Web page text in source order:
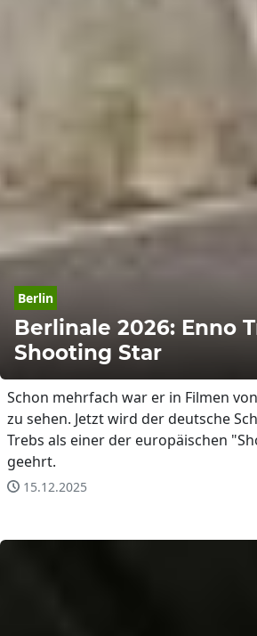
Berlin
Berlinale 2026: Enno
Shooting Star
Schon mehrfach war er in Filmen
zu sehen. Jetzt wird der deutsche
Trebs als einer der europäischen
geehrt.
15.12.2025